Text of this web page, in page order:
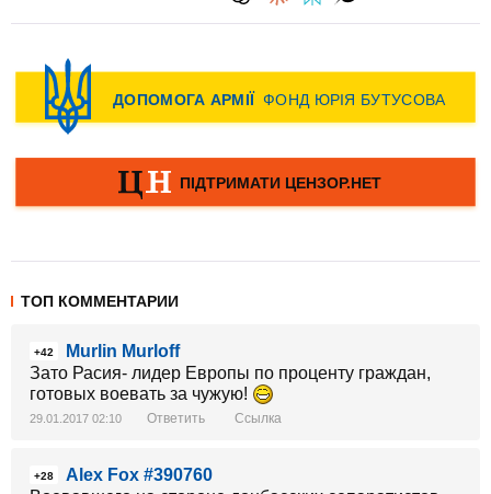
ТОП КОММЕНТАРИИ
+42
Murlin Murloff
Зато Расия- лидер Европы по проценту граждан,
готовых воевать за чужую!
29.01.2017 02:10 Ответить Ссылка
+28
Alex Fox #390760